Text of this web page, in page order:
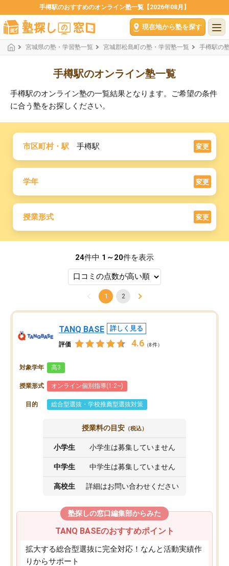
手樽駅のおすすめのオンライン塾一覧【2026年08月】
現在地から塾を探す
宮城県の塾・学習塾一覧 宮城郡松島町の塾・学習塾一覧 手樽駅の
手樽駅のオンライン塾一覧
手樽駅のオンライン塾の一覧結果となります。ご希望の条件
に合う塾をお探しください。
市区町村・駅 手樽駅 変更
学年 変更
授業形式 変更
24件中 1～20件を表示
1 2
TANQ BASE 詳しく見る
評価 4.6 （8件）
対象学年 高3
授業形式 オンライン個別指導(1:2~)
目的 総合型選抜・学校推薦型選抜対策
授業料の目安 （税込）
小学生 小学生は募集していません
中学生 中学生は募集していません
高校生 詳細はお問い合わせください
塾探しの窓口編集部からみた
TANQ BASEのおすすめポイント
拡大する総合型選抜に完全対応！なんと活動実績作
りからサポート